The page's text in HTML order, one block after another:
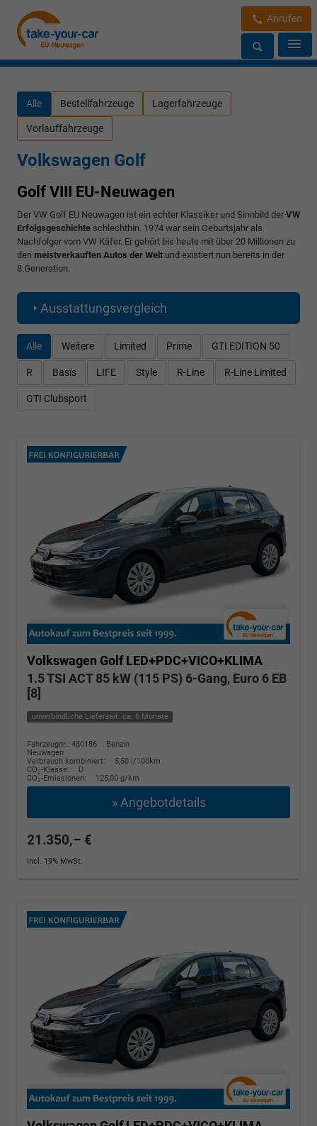
Anrufen
Alle Bestellfahrzeuge Lagerfahrzeuge
Vorlauffahrzeuge
Volkswagen Golf
Golf VIII EU-Neuwagen
Der VW Golf EU Neuwagen ist ein echter Klassiker und Sinnbild der VW
Erfolgsgeschichte schlechthin. 1974 war sein Geburtsjahr als
Nachfolger vom VW Käfer. Er gehört bis heute mit über 20 Millionen zu
den meistverkauften Autos der Welt und existiert nun bereits in der
8.Generation.
Ausstattungsvergleich
Alle Weitere Limited Prime GTI EDITION 50
R Basis LIFE Style R-Line R-Line Limited
GTI Clubsport
Volkswagen Golf LED+PDC+VICO+KLIMA
1.5 TSI ACT 85 kW (115 PS) 6-Gang, Euro 6 EB
[8]
unverbindliche Lieferzeit: ca. 6 Monate
Fahrzeugnr.: 480186
Benzin
Neuwagen
Verbrauch kombiniert:
5,50 l/100km
CO2-Klasse:
D
CO2-Emissionen: 125,00 g/km
» Angebotdetails
21.350,– €
incl. 19% MwSt.